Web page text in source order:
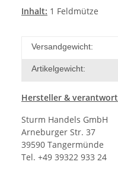
Inhalt: 1 Feldmütze
Versandgewicht:
Artikelgewicht:
Hersteller &
Sturm Handels GmbH
Arneburger Str. 37
39590 Tangermünde
Tel. +49 39322 933 24